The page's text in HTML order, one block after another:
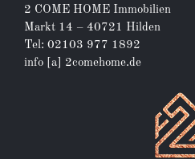
2 COME HOME Immobilien
Markt 14 – 40721 Hilden
Tel: 02103 977 1892
info [a] 2comehome.de